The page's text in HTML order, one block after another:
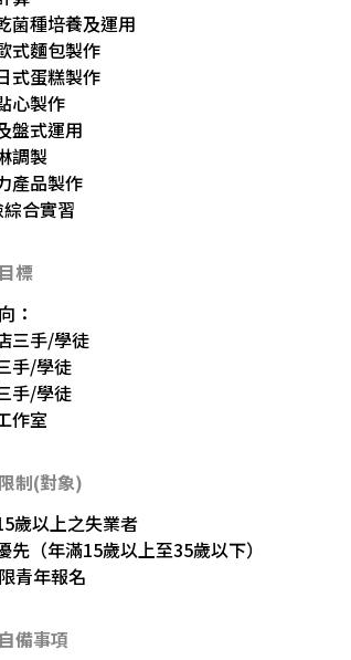
菌種培養及運用
式麵包製作
式蛋糕製作
心製作
盤式運用
調製
產品製作
合實習
標
：
三手/學徒
手/學徒
手/學徒
作室
制(對象)
歲以上之失業者
先（年滿15歲以上至35歲以下）
青年報名
備事項